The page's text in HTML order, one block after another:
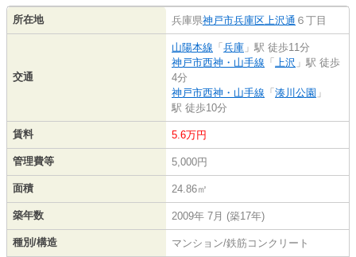
所在地 兵庫県神戸市兵庫区上沢通 ６丁目
交通
山陽本線 「 兵庫 」駅 徒歩11分
神戸市西神・山手線 「 上沢 」駅 徒歩
4分
神戸市西神・山手線 「 湊川公園 」
駅 徒歩10分
賃料 5.6万円
管理費等 5,000円
面積 24.86㎡
築年数 2009年 7月 (築17年)
種別/構造 マンション/鉄筋コンクリート